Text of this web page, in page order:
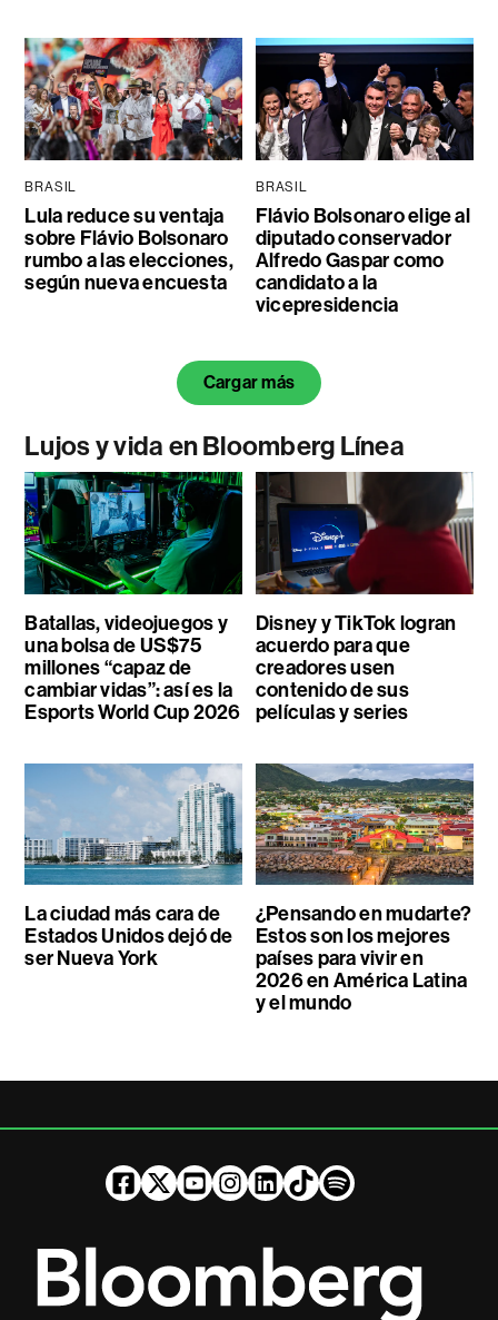
BRASIL
Lula reduce su ventaja
sobre Flávio Bolsonaro
rumbo a las elecciones,
según nueva encuesta
BRASIL
Flávio Bolsonaro elige al
diputado conservador
Alfredo Gaspar como
candidato a la
vicepresidencia
Cargar más
Lujos y vida en Bloomberg Línea
Batallas, videojuegos y
una bolsa de US$75
millones “capaz de
cambiar vidas”: así es la
Esports World Cup 2026
Disney y TikTok logran
acuerdo para que
creadores usen
contenido de sus
películas y series
La ciudad más cara de
Estados Unidos dejó de
ser Nueva York
¿Pensando en mudarte?
Estos son los mejores
países para vivir en
2026 en América Latina
y el mundo